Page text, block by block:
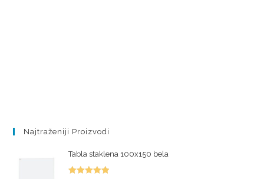
Najtraženiji Proizvodi
Tabla staklena 100x150 bela